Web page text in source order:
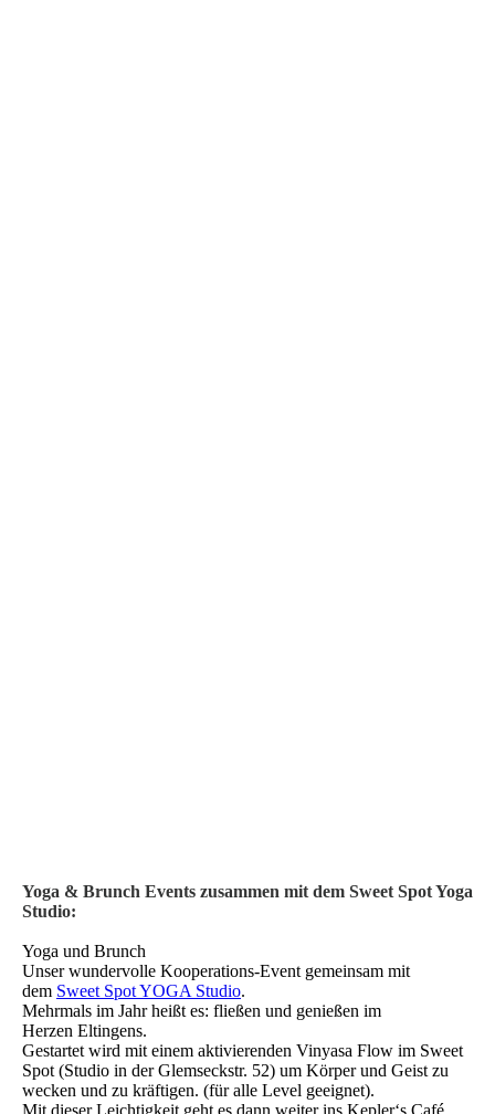
Yoga & Brunch Events zusammen mit dem Sweet Spot Yoga
Studio:
Yoga und Brunch
Unser wundervolle Kooperations-Event gemeinsam mit
dem Sweet Spot YOGA Studio.
Mehrmals im Jahr heißt es: fließen und genießen im
Herzen Eltingens.
Gestartet wird mit einem aktivierenden Vinyasa Flow im Sweet
Spot (Studio in der Glemseckstr. 52) um Körper und Geist zu
wecken und zu kräftigen. (für alle Level geeignet).
Mit dieser Leichtigkeit geht es dann weiter ins Kepler‘s Café